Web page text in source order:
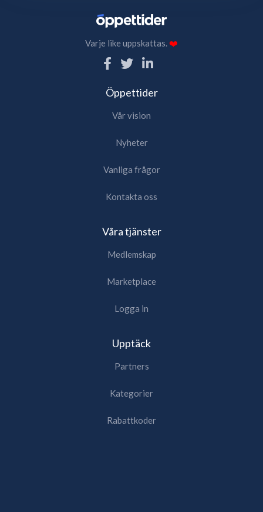
Varje like uppskattas.❤️
Öppettider
Vår vision
Nyheter
Vanliga frågor
Kontakta oss
Våra tjänster
Medlemskap
Marketplace
Logga in
Upptäck
Partners
Kategorier
Rabattkoder